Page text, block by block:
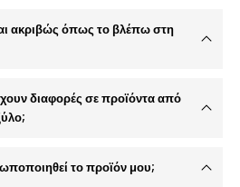
ακριβώς όπως το βλέπω στη
διαφορές σε προϊόντα από
το προϊόν μου;